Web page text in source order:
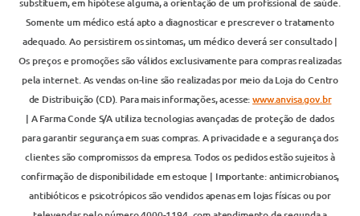
substituem, em hipótese alguma, a orientação de um profissional de saúde.
Somente um médico está apto a diagnosticar e prescrever o tratamento
adequado. Ao persistirem os sintomas, um médico deverá ser consultado |
Os preços e promoções são válidos exclusivamente para compras realizadas
pela internet. As vendas on-line são realizadas por meio da Loja do Centro
de Distribuição (CD). Para mais informações, acesse:www.anvisa.gov.br
| A Farma Conde S/A utiliza tecnologias avançadas de proteção de dados
para garantir segurança em suas compras. A privacidade e a segurança dos
clientes são compromissos da empresa. Todos os pedidos estão sujeitos à
confirmação de disponibilidade em estoque | Importante: antimicrobianos,
antibióticos e psicotrópicos são vendidos apenas em lojas físicas ou por